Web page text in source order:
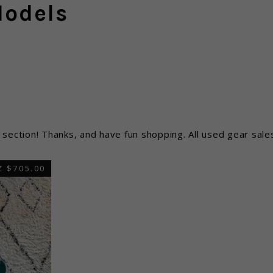
Thanks, and have fun shopping. All used gear
$705.00